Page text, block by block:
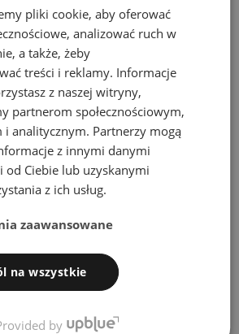
Jan Romaniuk
NOCLEGI NAD MORZEM.
nad morzem noclegi nad morzem
hotel z widokiem na morze,
Krynica Morska hotele nad morzem,
pliki cookie, aby oferować
analizować ruch w
a także, żeby
treści i reklamy. Informacje
z naszej witryny,
partnerom społecznościowym,
analitycznym. Partnerzy mogą
z innymi danymi
od Ciebie lub uzyskanymi
z ich usług.
na wszystkie
zaawansowane
by